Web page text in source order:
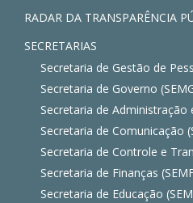
RADAR DA TRANSPARÊNCIA
SECRETARIAS
Secretaria de Gestão de
Secretaria de Governo
Secretaria de Administração
Secretaria de Comunicação
Secretaria de Controle e
Secretaria de Finanças
Secretaria de Educação